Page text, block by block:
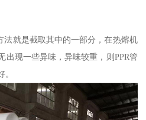
法就是截取其中的一部分，在热熔机
出现一些异味，异味较重，则PPR管